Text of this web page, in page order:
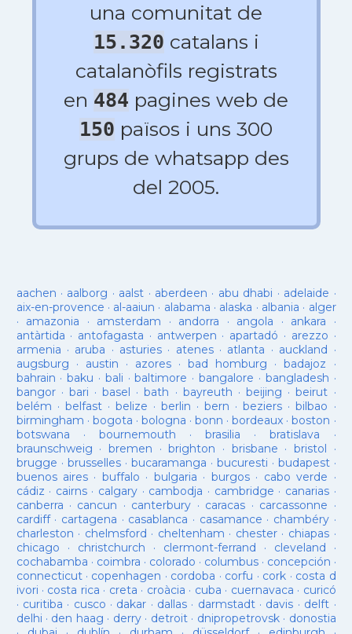
una comunitat de
15.320 catalans i
catalanòfils registrats
en 484 pagines web de
150 països i uns 300
grups de whatsapp des
del 2005.
aachen · aalborg · aalst · aberdeen · abu dhabi · adelaide ·
aix-en-provence · al-aaiun · alabama · alaska · albania · alger
· amazonia · amsterdam · andorra · angola · ankara ·
antàrtida · antofagasta · antwerpen · apartadó · arezzo ·
armenia · aruba · asturies· atenes· atlanta · auckland ·
augsburg · austin · azores·bad homburg ·badajoz ·
bahrain ·baku · bali ·baltimore ·bangalore · bangladesh ·
bangor· bari ·basel ·bath · bayreuth ·beijing ·beirut ·
belém · belfast· belize · berlin ·bern ·beziers ·bilbao ·
birmingham · bogota · bologna ·bonn ·bordeaux ·boston ·
botswana · bournemouth ·brasilia ·bratislava ·
braunschweig · bremen ·brighton · brisbane · bristol ·
brugge · brusselles· bucaramanga · bucuresti · budapest·
buenos aires· buffalo · bulgaria · burgos· cabo verde ·
cádiz · cairns· calgary · cambodja · cambridge · canarias·
canberra · cancun · canterbury · caracas · carcassonne ·
cardiff· cartagena · casablanca · casamance · chambéry·
charleston · chelmsford · cheltenham · chester· chiapas ·
chicago · christchurch · clermont-ferrand · cleveland ·
cochabamba · coimbra · colorado · columbus· concepción ·
connecticut· copenhagen · cordoba · corfu · cork · costa d
ivori · costa rica · creta · croàcia · cuba · cuernavaca · curicó
· curitiba · cusco · dakar · dallas · darmstadt· davis · delft ·
delhi · den haag · derry· detroit· dnipropetrovsk· donostia